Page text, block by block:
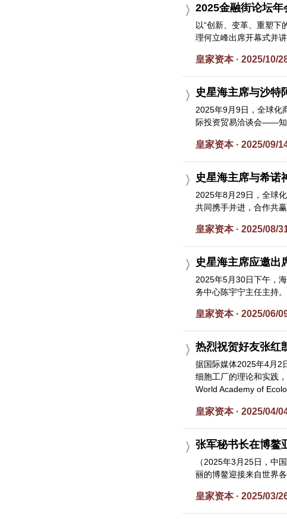
2025金融街论坛
以“创新、变革、重塑
理何立峰出席开幕式并
皇家资本 · 2025/10/
史星海主席与沙特
2025年9月9日，全球化
际投资贸易洽谈会——知
皇家资本 · 2025/09/
史星海主席与希诺
2025年8月29日，全球
共同携手并进，合作共
皇家资本 · 2025/08/
史星海主席应邀出
2025年5月30日下午，
务中心陈宇宁主任主持
皇家资本 · 2025/06/
热烈祝贺好友张红
据国际媒体2025年4月2
细胞工厂的理论和实践
World Academy of
皇家资本 · 2025/04/
张军秘书长在博鳌
（2025年3月25日，中
丽的博鳌迎接来自世界
皇家资本 · 2025/03/